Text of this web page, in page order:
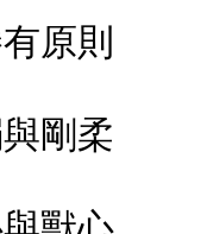
原則
剛柔